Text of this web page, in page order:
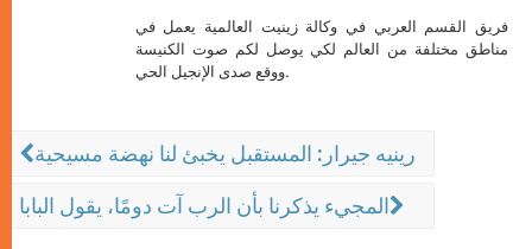
فريق القسم العربي في وكالة زينيت العالمية يعمل في
مناطق مختلفة من العالم لكي يوصل لكم صوت الكنيسة
ووقع صدى الإنجيل الحي.
رينيه جيرار: المستقبل يخبئ لنا نهضة مسيحية
المجيء يذكرنا بأن الرب آت دومًا، يقول البابا